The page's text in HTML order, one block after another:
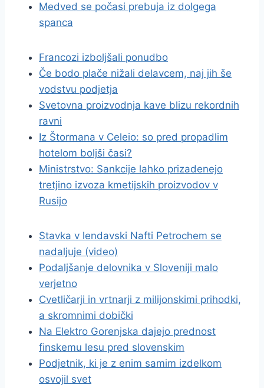
Medved se počasi prebuja iz dolgega
spanca
Francozi izboljšali ponudbo
Če bodo plače nižali delavcem, naj jih še
vodstvu podjetja
Svetovna proizvodnja kave blizu rekordnih
ravni
Iz Štormana v Celeio: so pred propadlim
hotelom boljši časi?
Ministrstvo: Sankcije lahko prizadenejo
tretjino izvoza kmetijskih proizvodov v
Rusijo
Stavka v lendavski Nafti Petrochem se
nadaljuje (video)
Podaljšanje delovnika v Sloveniji malo
verjetno
Cvetličarji in vrtnarji z milijonskimi prihodki,
a skromnimi dobički
Na Elektro Gorenjska dajejo prednost
finskemu lesu pred slovenskim
Podjetnik, ki je z enim samim izdelkom
osvojil svet